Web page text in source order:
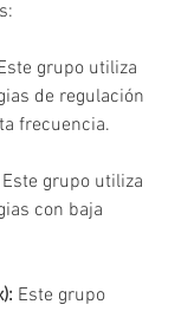
grupo utiliza
de regulación
frecuencia.
Este grupo utiliza
con baja
Este grupo